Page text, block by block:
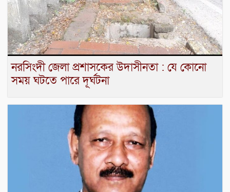
নরসিংদী জেলা প্রশাসকের উদাসীনতা : যে কোনো
সময় ঘটতে পারে দূর্ঘটনা